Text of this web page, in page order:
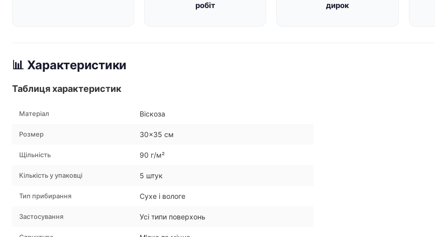
робіт
дирок
📊 Характеристики
Таблиця характеристик
Матеріал Віскоза
Розмер 30×35 см
Щільність 90 г/м²
Кількість у упаковці 5 штук
Тип прибирання Сухе і вологе
Застосування Усі типи поверхонь